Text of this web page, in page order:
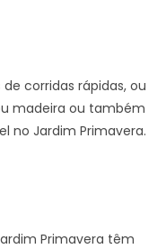
corridas rápidas, ou
madeira ou também
no Jardim Primavera.
Primavera têm